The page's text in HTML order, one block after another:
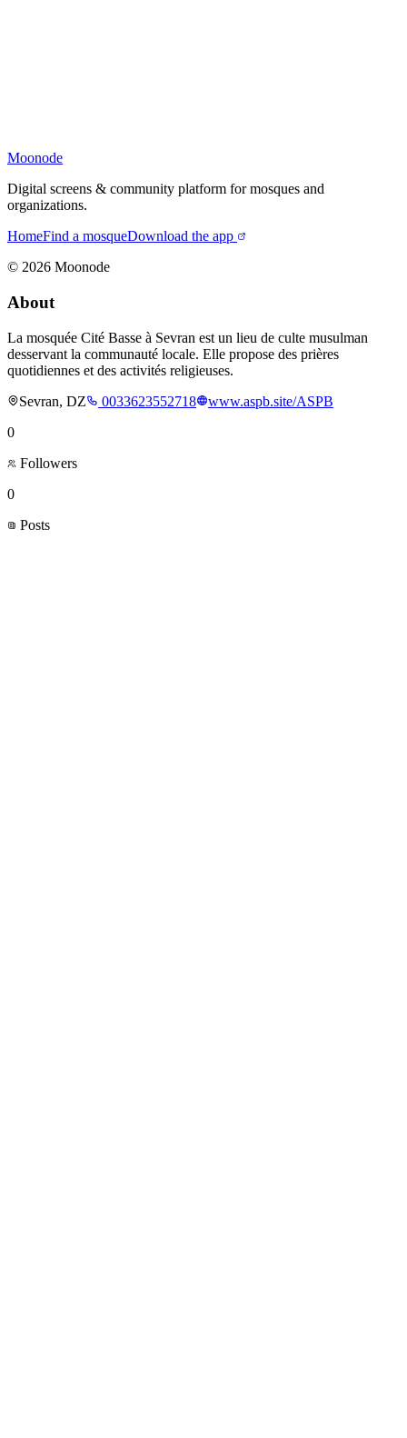
Moonode
Digital screens & community platform for mosques and
organizations.
HomeFind a mosqueDownload the app
© 2026 Moonode
About
La mosquée Cité Basse à Sevran est un lieu de culte musulman
desservant la communauté locale. Elle propose des prières
quotidiennes et des activités religieuses.
Sevran, DZ
0033623552718
www.aspb.site/ASPB
0
Followers
0
Posts